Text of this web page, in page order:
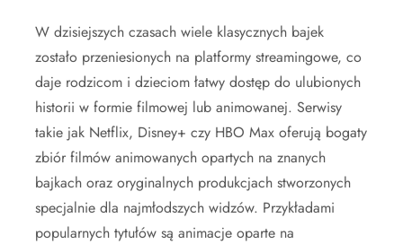
W dzisiejszych czasach wiele klasycznych bajek
zostało przeniesionych na platformy streamingowe, co
daje rodzicom i dzieciom łatwy dostęp do ulubionych
historii w formie filmowej lub animowanej. Serwisy
takie jak Netflix, Disney+ czy HBO Max oferują bogaty
zbiór filmów animowanych opartych na znanych
bajkach oraz oryginalnych produkcjach stworzonych
specjalnie dla najmłodszych widzów. Przykładami
popularnych tytułów są animacje oparte na